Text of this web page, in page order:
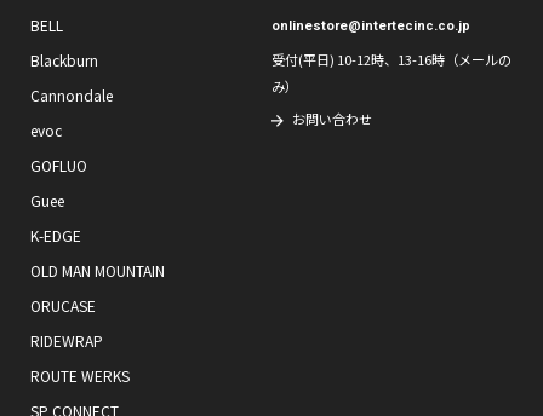
BELL
Blackburn
Cannondale
evoc
GOFLUO
Guee
K-EDGE
OLD MAN MOUNTAIN
ORUCASE
RIDEWRAP
ROUTE WERKS
SP CONNECT
onlinestore@intertecinc.co.jp
受付(平日) 10-12時、13-16時（メールの
み）
お問い合わせ